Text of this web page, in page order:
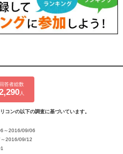
回答者総数
人
コンの以下の調査に基づいています。
～2016/09/06
2016/09/12